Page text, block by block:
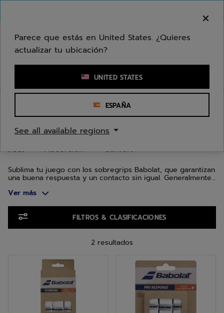
Ingresar una palabra clave o un número de artículo
Feel
SOBREGRIPS DE TENIS FEEL
Absorción
Feel Confort
Sublima tu juego con los sobregrips Babolat, que garantizan
una buena respuesta y un contacto sin igual. Generalmente
en cada golpe.
Ver más
FILTROS & CLASIFICACIONES
2 resultados
Parece que estás en United States. ¿Quieres
actualizar tu ubicación?
UNITED STATES
ESPAÑA
See all available regions